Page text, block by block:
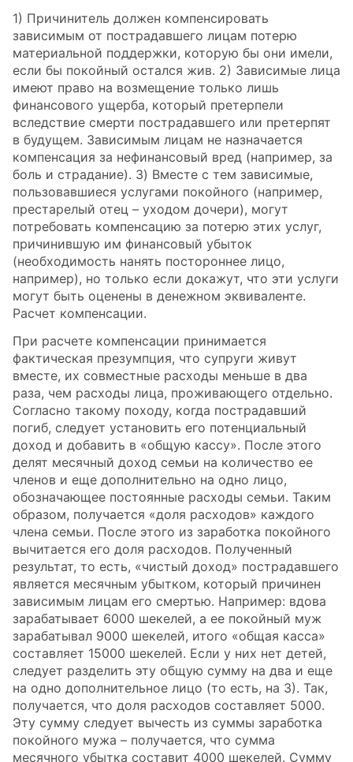
1) Причинитель должен компенсировать
зависимым от пострадавшего лицам потерю
материальной поддержки, которую бы они имели,
если бы покойный остался жив. 2) Зависимые лица
имеют право на возмещение только лишь
финансового ущерба, который претерпели
вследствие смерти пострадавшего или претерпят
в будущем. Зависимым лицам не назначается
компенсация за нефинансовый вред (например, за
боль и страдание). 3) Вместе с тем зависимые,
пользовавшиеся услугами покойного (например,
престарелый отец – уходом дочери), могут
потребовать компенсацию за потерю этих услуг,
причинившую им финансовый убыток
(необходимость нанять постороннее лицо,
например), но только если докажут, что эти услуги
могут быть оценены в денежном эквиваленте.
Расчет компенсации.
При расчете компенсации принимается
фактическая презумпция, что супруги живут
вместе, их совместные расходы меньше в два
раза, чем расходы лица, проживающего отдельно.
Согласно такому походу, когда пострадавший
погиб, следует установить его потенциальный
доход и добавить в «общую кассу». После этого
делят месячный доход семьи на количество ее
членов и еще дополнительно на одно лицо,
обозначающее постоянные расходы семьи. Таким
образом, получается «доля расходов» каждого
члена семьи. После этого из заработка покойного
вычитается его доля расходов. Полученный
результат, то есть, «чистый доход» пострадавшего
является месячным убытком, который причинен
зависимым лицам его смертью. Например: вдова
зарабатывает 6000 шекелей, а ее покойный муж
зарабатывал 9000 шекелей, итого «общая касса»
составляет 15000 шекелей. Если у них нет детей,
следует разделить эту общую сумму на два и еще
на одно дополнительное лицо (то есть, на 3). Так,
получается, что доля расходов составляет 5000.
Эту сумму следует вычесть из суммы заработка
покойного мужа – получается, что сумма
месячного убытка составит 4000 шекелей. Сумму